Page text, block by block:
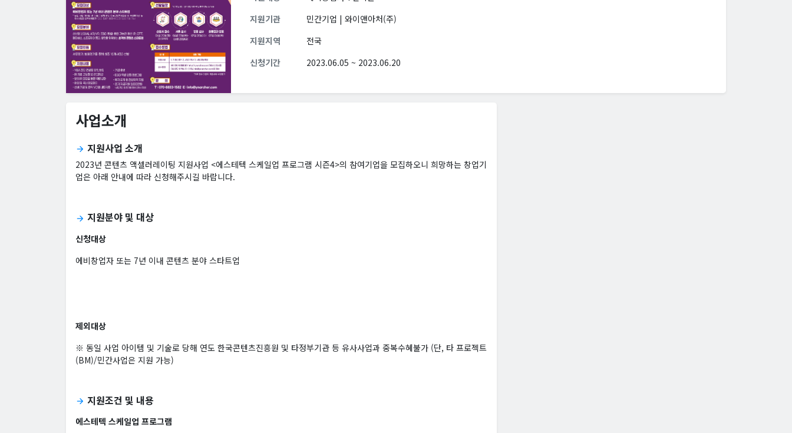
지원기관
민간기업 | 와이앤아처(주)
지원지역
전국
신청기간
2023.06.05 ~ 2023.06.20
사업소개
arrow_forward 지원사업 소개
2023년 콘텐츠 액셀러레이팅 지원사업 <에스테텍 스케일업 프로그램 시즌4>의 참여기업을 모집하오니 희망하는 창업기
업은 아래 안내에 따라 신청해주시길 바랍니다.
arrow_forward 지원분야 및 대상
신청대상
에비창업자 또는 7년 이내 콘텐츠 분야 스타트업
제외대상
※ 동일 사업 아이템 및 기술로 당해 연도 한국콘텐츠진흥원 및 타정부기관 등 유사사업과 중복수혜불가 (단, 타 프로젝트
(BM)/민간사업은 지원 가능)
arrow_forward 지원조건 및 내용
에스테텍 스케일업 프로그램